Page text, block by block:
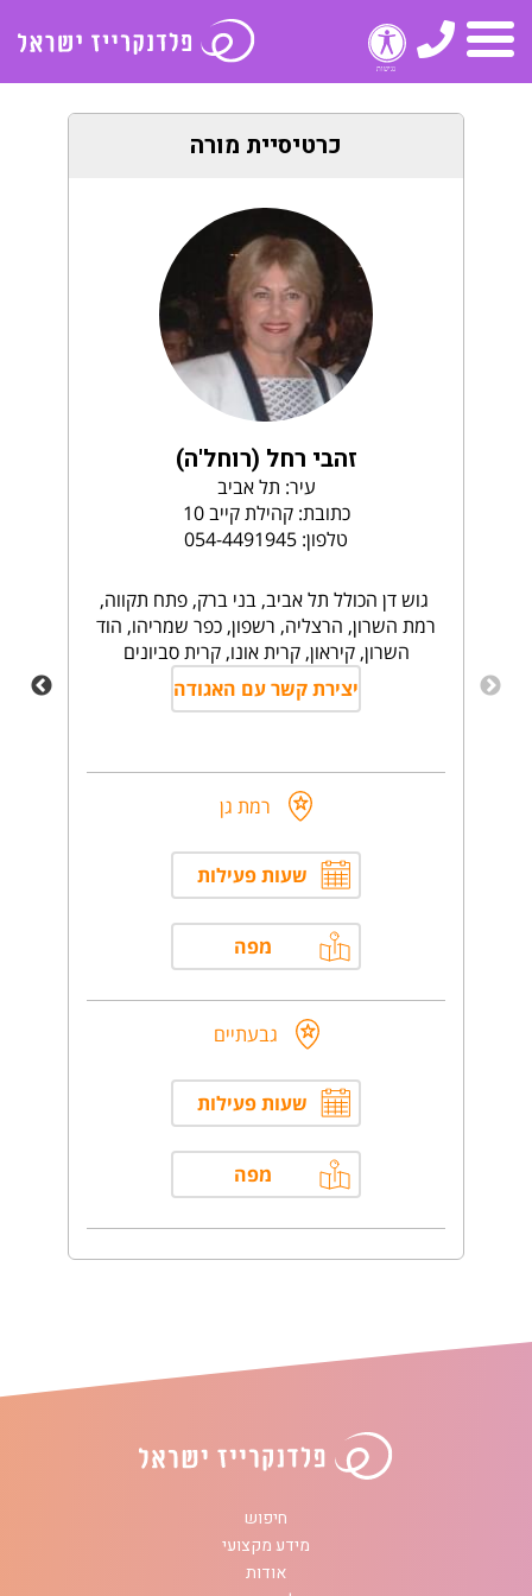
תפריט
טלפון
כרטיסיית מורה
זהבי רחל (רוחל'ה)
עיר: תל אביב
כתובת: קהילת קייב 10
טלפון: 054-4491945
גוש דן הכולל תל אביב, בני ברק, פתח תקווה,
רמת השרון, הרצליה, רשפון, כפר שמריהו, הוד
השרון, קיראון, קרית אונו, קרית סביונים
יצירת קשר עם האגודה
רמת גן
שעות פעילות
מפה
גבעתיים
שעות פעילות
מפה
חיפוש
מידע מקצועי
אודות